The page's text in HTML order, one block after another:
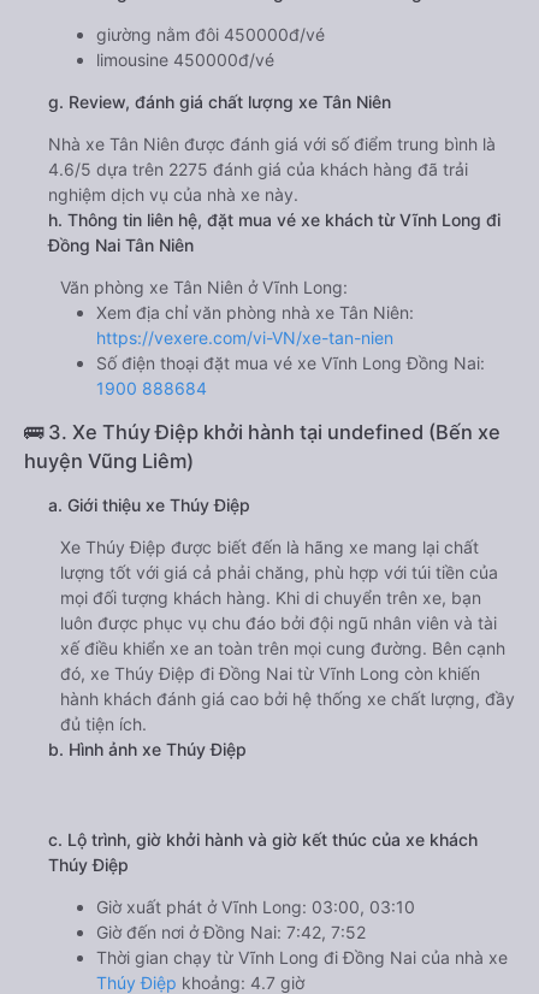
giường nằm đôi 450000đ/vé
limousine 450000đ/vé
g. Review, đánh giá chất lượng xe Tân Niên
Nhà xe Tân Niên được đánh giá với số điểm trung bình là
4.6/5 dựa trên 2275 đánh giá của khách hàng đã trải
nghiệm dịch vụ của nhà xe này.
h. Thông tin liên hệ, đặt mua vé xe khách từ Vĩnh Long đi
Đồng Nai Tân Niên
Văn phòng xe Tân Niên ở Vĩnh Long:
Xem địa chỉ văn phòng nhà xe Tân Niên:
https://vexere.com/vi-VN/xe-tan-nien
Số điện thoại đặt mua vé xe Vĩnh Long Đồng Nai:
1900 888684
🚌 3. Xe Thúy Điệp khởi hành tại undefined (Bến xe
huyện Vũng Liêm)
a. Giới thiệu xe Thúy Điệp
Xe Thúy Điệp được biết đến là hãng xe mang lại chất
lượng tốt với giá cả phải chăng, phù hợp với túi tiền của
mọi đối tượng khách hàng. Khi di chuyển trên xe, bạn
luôn được phục vụ chu đáo bởi đội ngũ nhân viên và tài
xế điều khiển xe an toàn trên mọi cung đường. Bên cạnh
đó, xe Thúy Điệp đi Đồng Nai từ Vĩnh Long còn khiến
hành khách đánh giá cao bởi hệ thống xe chất lượng, đầy
đủ tiện ích.
b. Hình ảnh xe Thúy Điệp
c. Lộ trình, giờ khởi hành và giờ kết thúc của xe khách
Thúy Điệp
Giờ xuất phát ở Vĩnh Long: 03:00, 03:10
Giờ đến nơi ở Đồng Nai: 7:42, 7:52
Thời gian chạy từ Vĩnh Long đi Đồng Nai của nhà xe
Thúy Điệp khoảng: 4.7 giờ